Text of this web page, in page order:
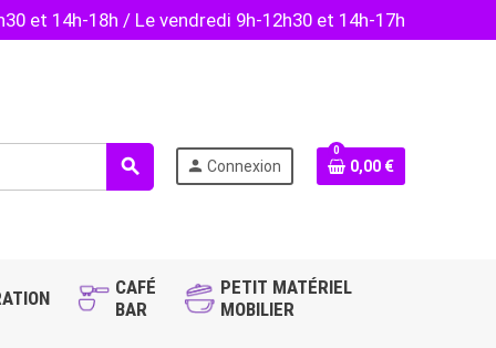
et 14h-18h / Le vendredi 9h-12h30 et 14h-17h
search person Connexion
0
0,00 €
CAFÉ
BAR
PETIT MATÉRIEL
MOBILIER